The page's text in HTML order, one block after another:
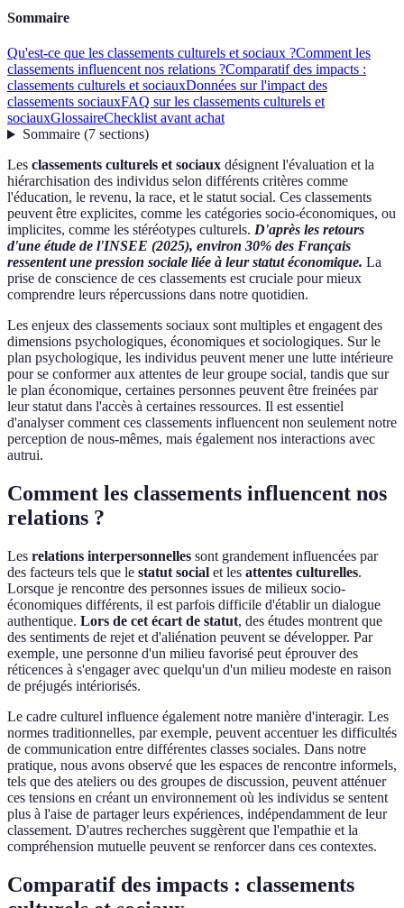
Sommaire
Qu'est-ce que les classements culturels et sociaux ?Comment les
classements influencent nos relations ?Comparatif des impacts :
classements culturels et sociauxDonnées sur l'impact des
classements sociauxFAQ sur les classements culturels et
sociauxGlossaireChecklist avant achat
Sommaire(7 sections)
Les classements culturels et sociaux désignent l'évaluation et la
hiérarchisation des individus selon différents critères comme
l'éducation, le revenu, la race, et le statut social. Ces classements
peuvent être explicites, comme les catégories socio-économiques, ou
implicites, comme les stéréotypes culturels. D'après les retours
d'une étude de l'INSEE (2025), environ 30% des Français
ressentent une pression sociale liée à leur statut économique. La
prise de conscience de ces classements est cruciale pour mieux
comprendre leurs répercussions dans notre quotidien.
Les enjeux des classements sociaux sont multiples et engagent des
dimensions psychologiques, économiques et sociologiques. Sur le
plan psychologique, les individus peuvent mener une lutte intérieure
pour se conformer aux attentes de leur groupe social, tandis que sur
le plan économique, certaines personnes peuvent être freinées par
leur statut dans l'accès à certaines ressources. Il est essentiel
d'analyser comment ces classements influencent non seulement notre
perception de nous-mêmes, mais également nos interactions avec
autrui.
Comment les classements influencent nos
relations ?
Les relations interpersonnelles sont grandement influencées par
des facteurs tels que le statut social et les attentes culturelles.
Lorsque je rencontre des personnes issues de milieux socio-
économiques différents, il est parfois difficile d'établir un dialogue
authentique. Lors de cet écart de statut, des études montrent que
des sentiments de rejet et d'aliénation peuvent se développer. Par
exemple, une personne d'un milieu favorisé peut éprouver des
réticences à s'engager avec quelqu'un d'un milieu modeste en raison
de préjugés intériorisés.
Le cadre culturel influence également notre manière d'interagir. Les
normes traditionnelles, par exemple, peuvent accentuer les difficultés
de communication entre différentes classes sociales. Dans notre
pratique, nous avons observé que les espaces de rencontre informels,
tels que des ateliers ou des groupes de discussion, peuvent atténuer
ces tensions en créant un environnement où les individus se sentent
plus à l'aise de partager leurs expériences, indépendamment de leur
classement. D'autres recherches suggèrent que l'empathie et la
compréhension mutuelle peuvent se renforcer dans ces contextes.
Comparatif des impacts : classements